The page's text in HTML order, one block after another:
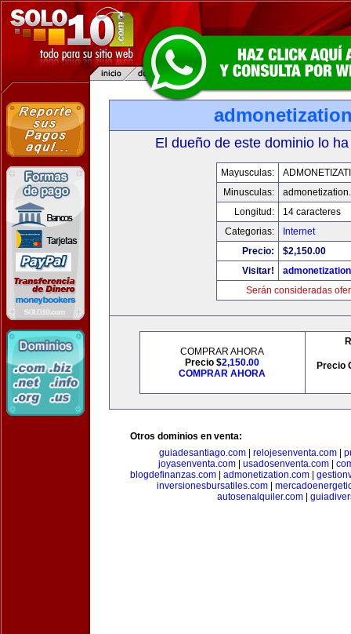
El dueño de este dominio lo
Mayusculas:
Minusculas:
Longitud:
14 caracteres
Categorias:
Internet
Precio:
$2,150.00
Visitar!
Serán consideradas
COMPRAR AHORA
Precio $2,150.00
COMPRAR AHORA
Precio
Otros dominios en venta:
guiadesantiago.com| relojesenventa.com|
joyasenventa.com
usadosenventa.com
blogdefinanzas.com
admonetization.com
inversionesbursatiles.com|
autosenalquiler.com|